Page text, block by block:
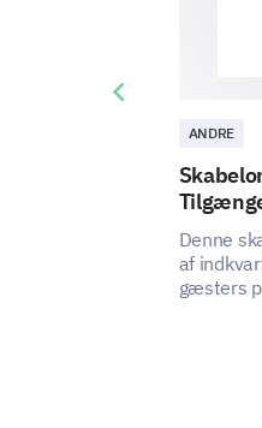
ANDRE
Denne
af
gæsters
Previous slide